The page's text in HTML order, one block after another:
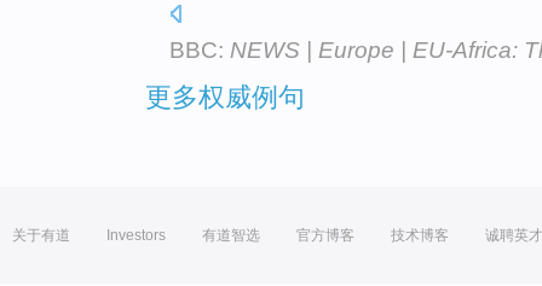
BBC: NEWS | Europe | EU-Africa:
更多权威例句
关于有道 Investors 有道智选 官方博客 技术博客 诚聘英才